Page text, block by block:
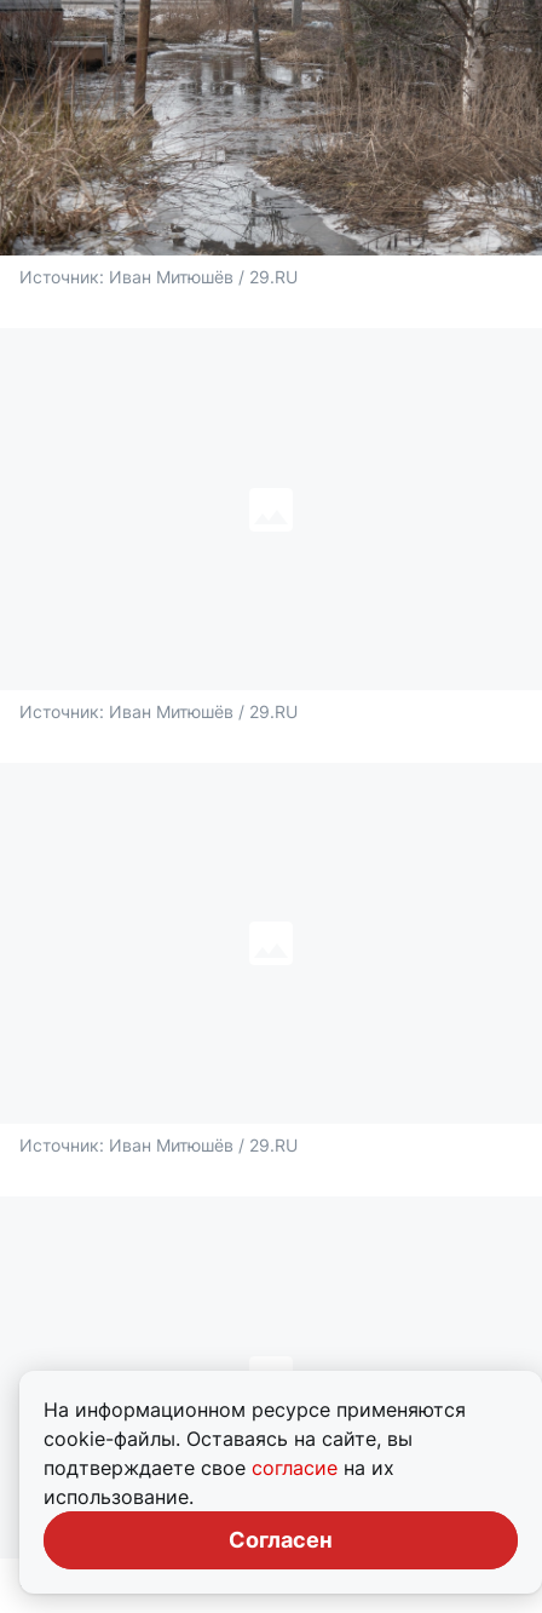
На информационном ресурсе применяются
cookie-файлы. Оставаясь на сайте, вы
подтверждаете свое согласие на их
использование.
Согласен
Источник: Иван Митюшёв / 29.RU
Источник: Иван Митюшёв / 29.RU
Источник: Иван Митюшёв / 29.RU